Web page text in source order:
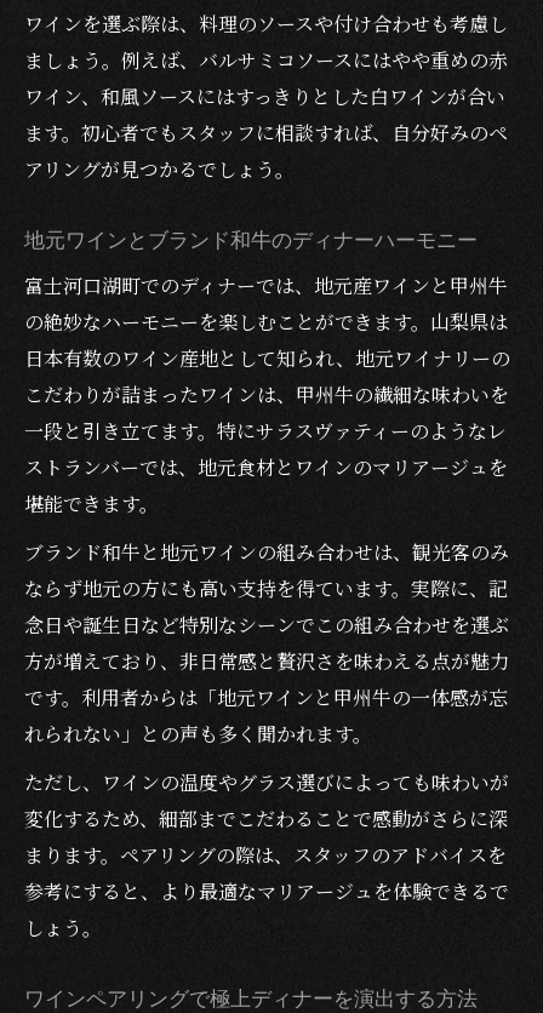
ワインを選ぶ際は、料理のソースや付け合わせも考慮し
ましょう。例えば、バルサミコソースにはやや重めの赤
ワイン、和風ソースにはすっきりとした白ワインが合い
ます。初心者でもスタッフに相談すれば、自分好みのペ
アリングが見つかるでしょう。
地元ワインとブランド和牛のディナーハーモニー
富士河口湖町でのディナーでは、地元産ワインと甲州牛
の絶妙なハーモニーを楽しむことができます。山梨県は
日本有数のワイン産地として知られ、地元ワイナリーの
こだわりが詰まったワインは、甲州牛の繊細な味わいを
一段と引き立てます。特にサラスヴァティーのようなレ
ストランバーでは、地元食材とワインのマリアージュを
堪能できます。
ブランド和牛と地元ワインの組み合わせは、観光客のみ
ならず地元の方にも高い支持を得ています。実際に、記
念日や誕生日など特別なシーンでこの組み合わせを選ぶ
方が増えており、非日常感と贅沢さを味わえる点が魅力
です。利用者からは「地元ワインと甲州牛の一体感が忘
れられない」との声も多く聞かれます。
ただし、ワインの温度やグラス選びによっても味わいが
変化するため、細部までこだわることで感動がさらに深
まります。ペアリングの際は、スタッフのアドバイスを
参考にすると、より最適なマリアージュを体験できるで
しょう。
ワインペアリングで極上ディナーを演出する方法